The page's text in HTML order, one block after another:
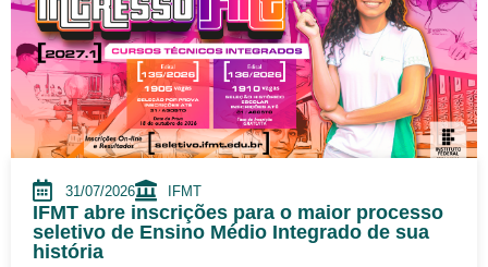
31/07/2026 IFMT
IFMT abre inscrições para o maior processo
seletivo de Ensino Médio Integrado de sua
história